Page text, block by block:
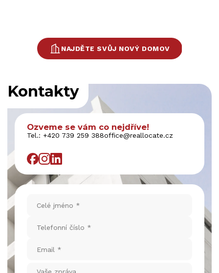
NAJDĚTE SVŮJ NOVÝ DOMOV
Kontakty
Ozveme se vám co nejdříve!
Tel.: +420 739 259 388office@reallocate.cz
jméno
číslo